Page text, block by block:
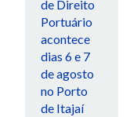
de Direito
Portuário
acontece
dias 6 e 7
de agosto
no Porto
de Itajaí